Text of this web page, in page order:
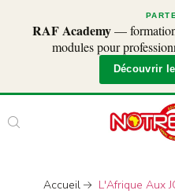
RAF Academy—
modules pour
Découvrir
Accueil L'Afrique Aux